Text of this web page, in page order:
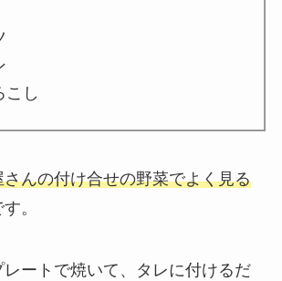
こし
さんの付け合せの野菜でよく見る
。
レートで焼いて、タレに付けるだ